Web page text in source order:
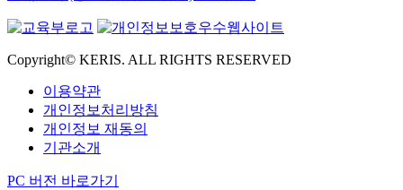
Copyright© KERIS. ALL RIGHTS RESERVED
이용약관
개인정보처리방침
개인정보 재동의
기관소개
PC 버전 바로가기